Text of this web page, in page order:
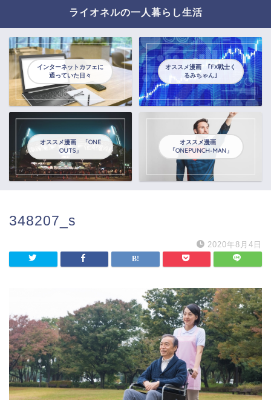
ライオネルの一人暮らし生活
インターネットカフェに
通っていた日々
オススメ漫画 ｢FX戦士く
るみちゃん｣
オススメ漫画 「ONE
OUTS」
オススメ漫画
「ONEPUNCH-MAN」
348207_s
2020年8月4日